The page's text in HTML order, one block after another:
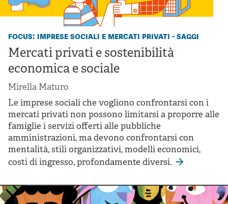
focus: imprese sociali e mercati privati - saggi
Mercati privati e sostenibilità
economica e sociale
Mirella Maturo
Le imprese sociali che vogliono confrontarsi con i
mercati privati non possono limitarsi a proporre alle
famiglie i servizi offerti alle pubbliche
amministrazioni, ma devono confrontarsi con
mentalità, stili organizzativi, modelli economici,
costi di ingresso, profondamente diversi.